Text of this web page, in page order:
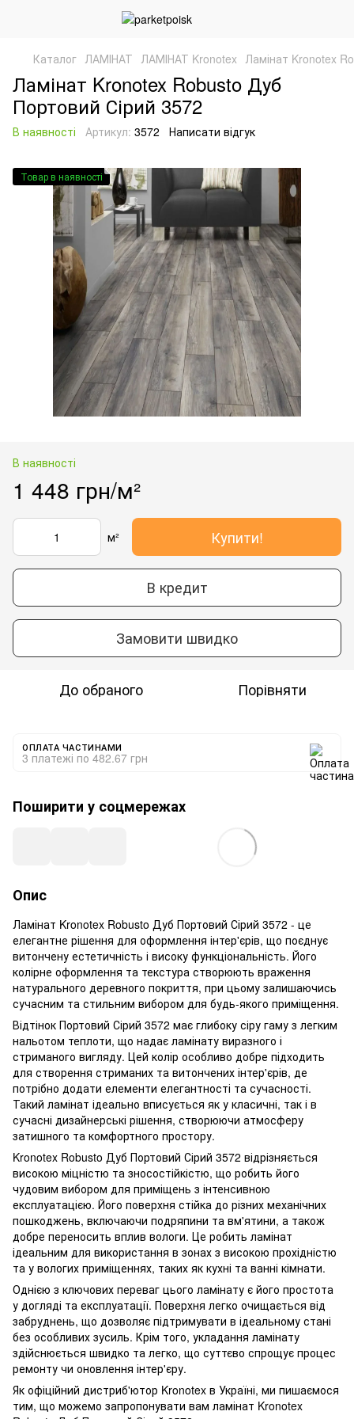
Каталог ЛАМІНАТ ЛАМІНАТ Kronotex Ламінат Kronotex
Ламінат Kronotex Robusto Дуб
Портовий Сірий 3572
В наявності Артикул: 3572 Написати відгук
Товар в наявності
В наявності
1 448 грн/м²
м² Купити!
В кредит
Замовити швидко
До обраного Порівняти
ОПЛАТА ЧАСТИНАМИ
3 платежі по 482.67 грн
Поширити у соцмережах
Опис
Ламінат Kronotex Robusto Дуб Портовий Сірий 3572 - це
елегантне рішення для оформлення інтер'єрів, що поєднує
витончену естетичність і високу функціональність. Його
колірне оформлення та текстура створюють враження
натурального деревного покриття, при цьому залишаючись
сучасним та стильним вибором для будь-якого приміщення.
Відтінок Портовий Сірий 3572 має глибоку сіру гаму з легким
нальотом теплоти, що надає ламінату виразного і
стриманого вигляду. Цей колір особливо добре підходить
для створення стриманих та витончених інтер'єрів, де
потрібно додати елементи елегантності та сучасності.
Такий ламінат ідеально вписується як у класичні, так і в
сучасні дизайнерські рішення, створюючи атмосферу
затишного та комфортного простору.
Kronotex Robusto Дуб Портовий Сірий 3572 відрізняється
високою міцністю та зносостійкістю, що робить його
чудовим вибором для приміщень з інтенсивною
експлуатацією. Його поверхня стійка до різних механічних
пошкоджень, включаючи подряпини та вм'ятини, а також
добре переносить вплив вологи. Це робить ламінат
ідеальним для використання в зонах з високою прохідністю
та у вологих приміщеннях, таких як кухні та ванні кімнати.
Однією з ключових переваг цього ламінату є його простота
у догляді та експлуатації. Поверхня легко очищається від
забруднень, що дозволяє підтримувати в ідеальному стані
без особливих зусиль. Крім того, укладання ламінату
здійснюється швидко та легко, що суттєво спрощує процес
ремонту чи оновлення інтер'єру.
Як офіційний дистриб'ютор Kronotex в Україні, ми пишаємося
тим, що можемо запропонувати вам ламінат Kronotex